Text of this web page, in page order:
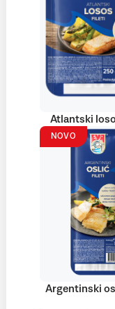
Atlantski
NOVO
Argentinski